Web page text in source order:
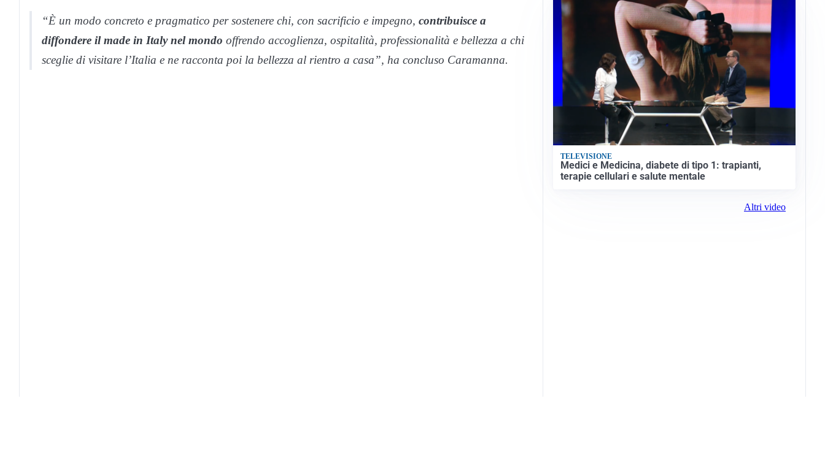
“È un modo concreto e pragmatico per sostenere chi, con sacrificio e impegno, contribuisce a
diffondere il made in Italy nel mondo offrendo accoglienza, ospitalità, professionalità e bellezza a chi
sceglie di visitare l’Italia e ne racconta poi la bellezza al rientro a casa”, ha concluso Caramanna.
TELEVISIONE
Medici e Medicina, diabete di tipo 1: trapianti,
terapie cellulari e salute mentale
Altri video